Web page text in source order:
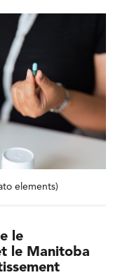
elements)
le
le Manitoba